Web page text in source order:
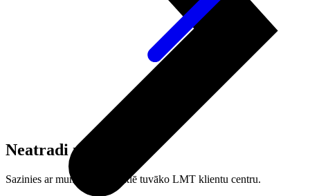
Neatradi meklēto?
Sazinies ar mums vai apmeklē tuvāko LMT klientu centru.